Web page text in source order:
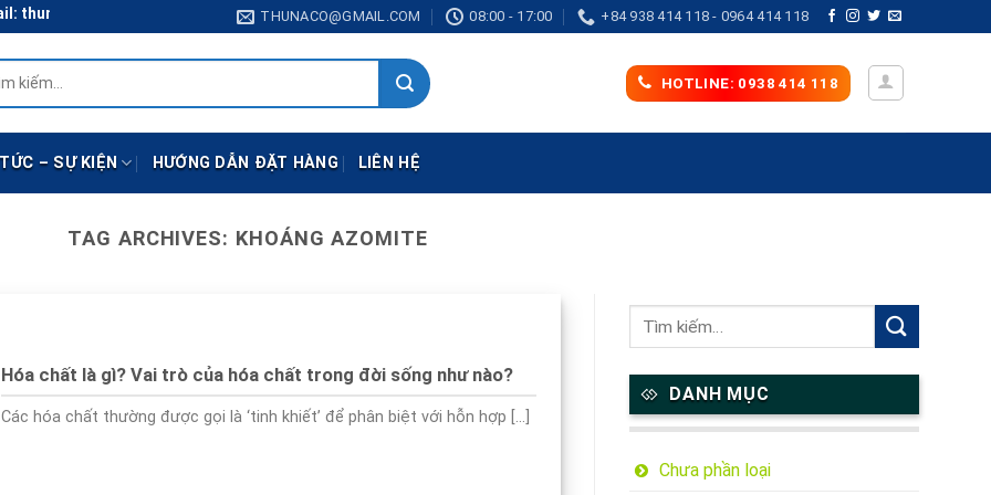
THUNACO@GMAIL.COM 08:00 - 17:00 +84 938 414 118 - 0964 414 118
HOTLINE: 0938 414 118
– SỰ KIỆN HƯỚNG DẪN ĐẶT HÀNG LIÊN HỆ
TAG ARCHIVES: KHOÁNG AZOMITE
Hóa chất là gì? Vai trò của hóa chất trong đời sống như nào?
Các hóa chất thường được gọi là ‘tinh khiết’ để phân biệt với hỗn hợp [...]
DANH MỤC
Chưa phần loại